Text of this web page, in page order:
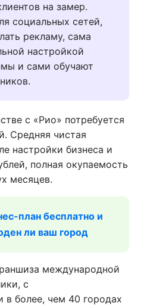
на замер.
социальных сетей,
рекламу, сама
настройкой
и сами обучают
с «Рио» потребуется
Средняя чистая
настройки бизнеса и
полная окупаемость
месяцев.
план бесплатно и
ли ваш город
международной
с
в более, чем 40 городах